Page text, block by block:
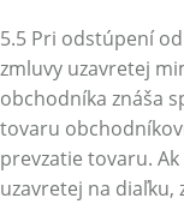
5.5 Pri odstúpení
zmluvy uzavretej
obchodníka znáša
tovaru
prevzatie tovaru.
uzavretej na diaľku,